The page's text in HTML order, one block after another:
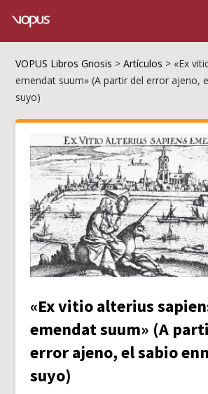
VOPUS Libros Gnosis >Artículos > «Ex
emendat suum» (A partir del error ajeno,
suyo)
«Ex vitio alterius
emendat suum» (A
error ajeno, el sabio
suyo)